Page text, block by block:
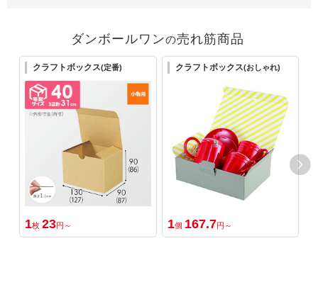
ダンボールワンの売れ筋商品
クラフトボックス(定番)
1枚 23円～
クラフトボックス(おしゃれ)
1個 167.7円～